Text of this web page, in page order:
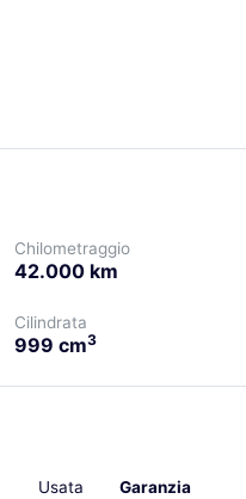
Chilometraggio
42.000 km
Cilindrata
999 cm3
Usata Garanzia